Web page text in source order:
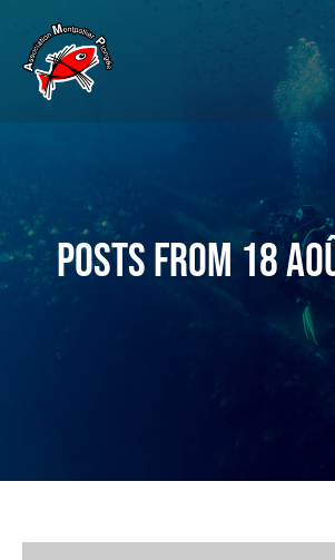
Posts from 18